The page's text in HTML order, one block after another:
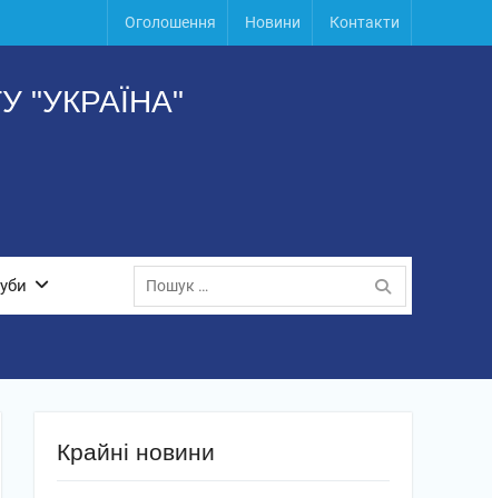
Оголошення Новини Контакти
"УКРАЇНА"
Пошук:
Крайні новини